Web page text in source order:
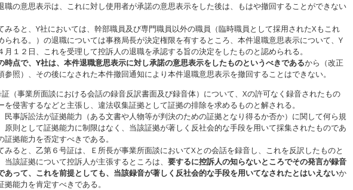
の意思表示は、これに対し使用者が承諾の意思表示をした後は、もはや撤回することができない
みると、Y社においては、幹部職員及び専門職員以外の職員（臨時職員として採用されたXもこれ
られる。）の退職については事務局長が決定権限を有するところ、本件退職意思表示について、Y
月１２日、これを受理して控訴人の退職を承認する旨の決定をしたものと認められる。
時点で、Y社は、本件退職意思表示に対し承諾の意思表示をしたものというべきであるから（改正
参照）、その後になされた本件撤回通知により本件退職意思表示を撤回することはできない。
（事業所面談における会話の録音反訳書面及び録音体）について、Xの許可なく録音されたもの
を侵害するなどと主張し、違法収集証拠として証拠の排除を求めるものと解される。
民事訴訟法が証拠能力（ある文書や人物等が判決のための証拠となり得るか否か）に関して何ら規
原則として証拠能力に制限はなく、当該証拠が著しく反社会的な手段を用いて採集されたものであ
拠能力を否定すべきである。
みると、乙第６号証は、Ｅ所長が事業所面談においてXとの会話を録音し、これを反訳したものと
該証拠について控訴人が主張するところは、 要するに控訴人の知らないところでその発言が録音
あって、これを前提としても、当該録音が著しく反社会的な手段を用いてなされたとはいえないか
拠能力を肯定すべきである。